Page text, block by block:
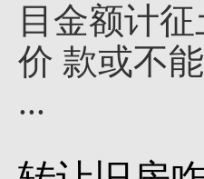
目金额计
价 款或不
...